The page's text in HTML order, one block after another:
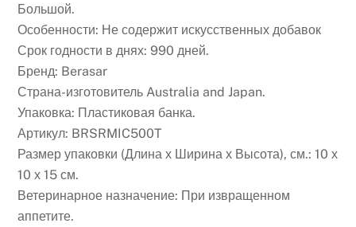
Большой.
Особенности: Не содержит искусственных добавок
Срок годности в днях: 990 дней.
Бренд: Berasar
Страна-изготовитель Australia and Japan.
Упаковка: Пластиковая банка.
Артикул: BRSRMIC500T
Размер упаковки (Длина х Ширина х Высота), см.: 10 х
10 х 15 см.
Ветеринарное назначение: При извращенном
аппетите.